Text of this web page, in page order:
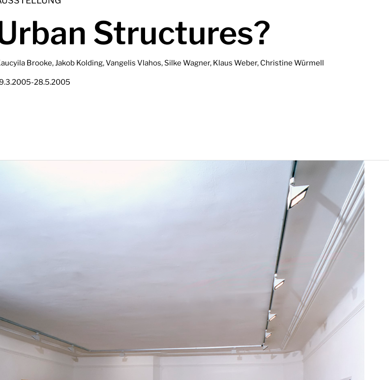
Structures?
Brooke, Jakob Kolding, Vangelis Vlahos, Silke Wagner, Klaus Weber, Christine Würmell
-28.5.2005